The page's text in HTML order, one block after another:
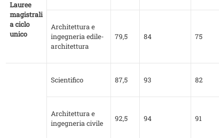
Lauree
magistrali
a ciclo
unico
Architettura e
ingegneria edile-
architettura
79,5 84 75
Scientifico 87,5 93 82
Architettura e
ingegneria civile
92,5 94 91